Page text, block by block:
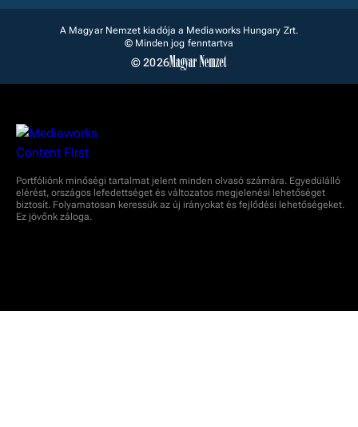
A Magyar Nemzet kiadója a Mediaworks Hungary Zrt.
© Minden jog fenntartva
© 2026
Portfóliónk minőségi tartalmat jelent minden olvasó számára. Egyedülálló
elérést, országos lefedettséget és változatos megjelenési lehetőséget
biztosít. Folyamatosan keressük az új irányokat és fejlődési lehetőségeket.
Ez jövőnk záloga.